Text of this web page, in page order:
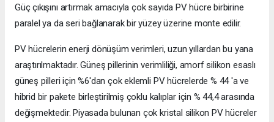
Güç çıkışını artırmak amacıyla çok sayıda PV hücre birbirine
paralel ya da seri bağlanarak bir yüzey üzerine monte edilir.
PV hücrelerin enerji dönüşüm verimleri, uzun yıllardan bu yana
araştırılmaktadır. Güneş pillerinin verimliliği, amorf silikon esaslı
güneş pilleri için %6'dan çok eklemli PV hücrelerde % 44 'a ve
hibrid bir pakete birleştirilmiş çoklu kalıplar için % 44,4 arasında
değişmektedir. Piyasada bulunan çok kristal silikon PV hücreler